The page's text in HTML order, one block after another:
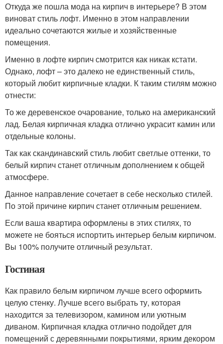
Откуда же пошла мода на кирпич в интерьере? В этом
виноват стиль лофт. Именно в этом направлении
идеально сочетаются жилые и хозяйственные
помещения.
Именно в лофте кирпич смотрится как никак кстати.
Однако, лофт – это далеко не единственный стиль,
который любит кирпичные кладки. К таким стилям можно
отнести:
То же деревенское очарование, только на американский
лад. Белая кирпичная кладка отлично украсит камин или
отдельные колоны.
Так как скандинавский стиль любит светлые оттенки, то
белый кирпич станет отличным дополнением к общей
атмосфере.
Данное направление сочетает в себе несколько стилей.
По этой причине кирпич станет отличным решением.
Если ваша квартира оформлены в этих стилях, то
можете не бояться испортить интерьер белым кирпичом.
Вы 100% получите отличный результат.
Гостиная
Как правило белым кирпичом лучше всего оформить
целую стенку. Лучше всего выбрать ту, которая
находится за телевизором, камином или уютным
диваном. Кирпичная кладка отлично подойдет для
помещений с деревянными покрытиями, ярким декором